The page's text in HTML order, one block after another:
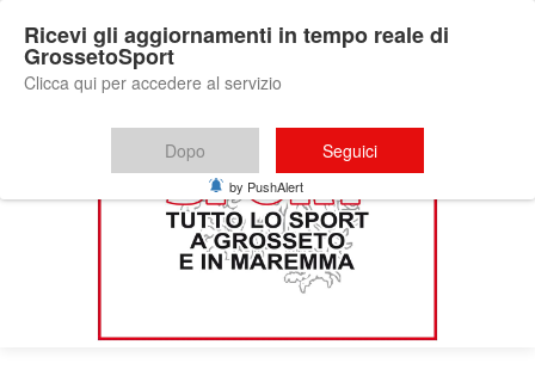
Ricevi gli aggiornamenti in tempo reale di
GrossetoSport
Clicca qui per accedere al servizio
Dopo Seguici
by PushAlert